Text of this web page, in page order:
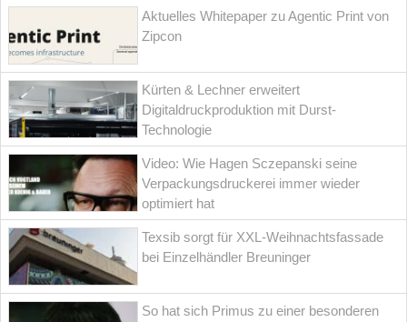
Aktuelles Whitepaper zu Agentic Print von
Zipcon
Kürten & Lechner erweitert
Digitaldruckproduktion mit Durst-
Technologie
Video: Wie Hagen Sczepanski seine
Verpackungsdruckerei immer wieder
optimiert hat
Texsib sorgt für XXL-Weihnachtsfassade
bei Einzelhändler Breuninger
So hat sich Primus zu einer besonderen